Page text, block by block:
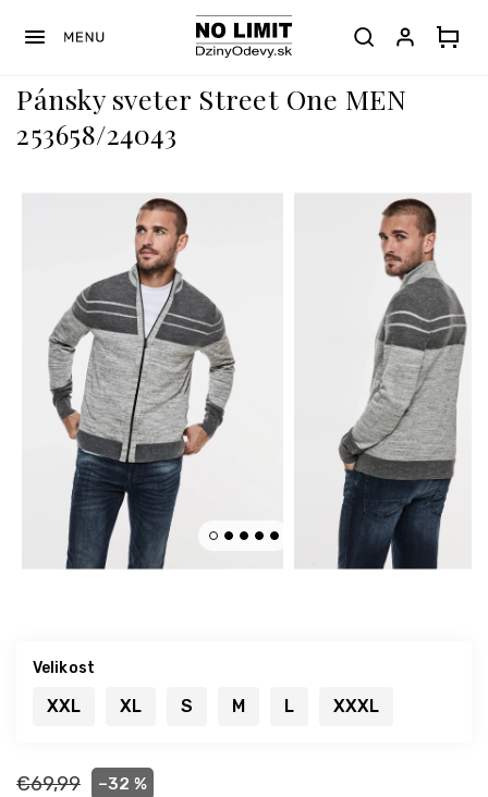
Pánsky sveter Street One MEN
253658/24043
€69,99 –32 %
Velikost
XXL XL S M L XXXL